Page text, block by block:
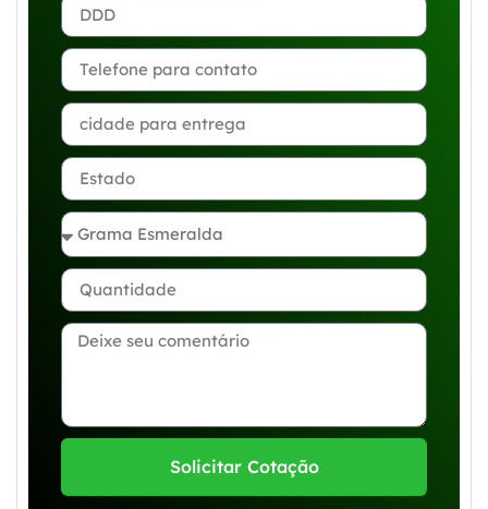
Solicitar Cotação